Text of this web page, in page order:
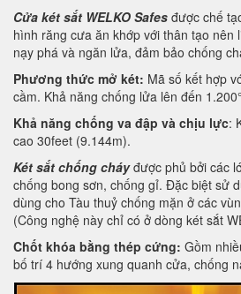
Cửa két sắt WELKO Safes được chế
hình răng cưa ăn khớp với thân tạo nên
nạy phá và ngăn lửa, đảm bảo chống
Phương thức mở két: Mã số kết hợp
cầm. Khả năng chống lửa lên đến
Khả năng chống va đập và chịu lực:
cao 30feet (9.144m).
Két sắt chống cháyđược phủ bởi các
chống bong sơn, chống gỉ. Đặc biệt sử
dùng cho Tàu thuỷ chống mặn ở các
(Công nghệ này chỉ có ở dòng két sắt
Chốt khóa bằng thép cứng: Gồm
bố trí 4 hướng xung quanh cửa, chống